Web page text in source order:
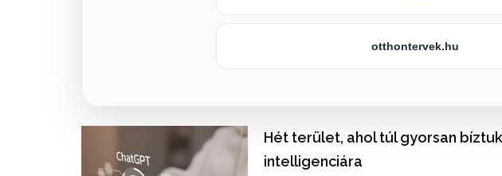
otthontervek.hu
Hét terület, ahol túl gyorsan
intelligenciára